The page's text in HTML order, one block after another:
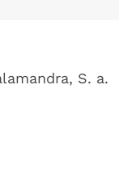
S. a.